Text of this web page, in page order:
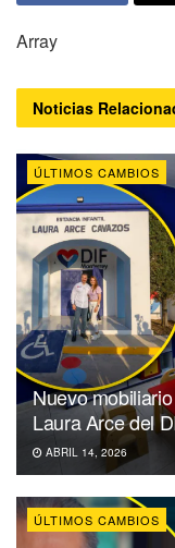
Array
Noticias
ÚLTIMOS CAMBIOS
Nuevo
Laura Arce del
ABRIL 14, 2026
ÚLTIMOS CAMBIOS